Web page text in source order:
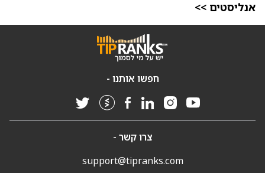
אנליסטים >>
חפשו אותנו -
צרו קשר -
support@tipranks.com